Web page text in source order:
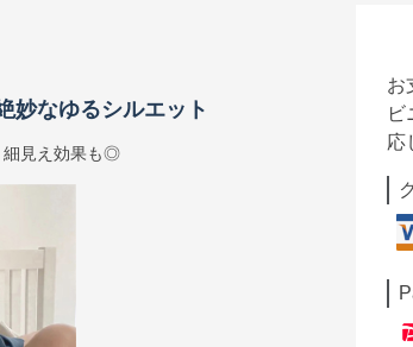
妙なゆるシルエット
細見え効果も◎
お
ビ
応